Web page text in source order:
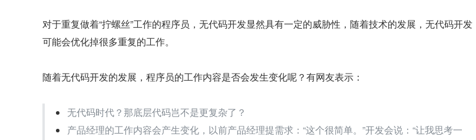
对于重复做着“拧螺丝”工作的程序员，无代码开发显然具有一定的威胁性，随着技术的发展，无代码开发
可能会优化掉很多重复的工作。
随着无代码开发的发展，程序员的工作内容是否会发生变化呢？有网友表示：
无代码时代？那底层代码岂不是更复杂了？
产品经理的工作内容会产生变化，以前产品经理提需求：“这个很简单。”开发会说：“让我思考一